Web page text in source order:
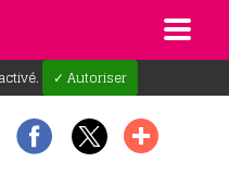
✓ Autoriser